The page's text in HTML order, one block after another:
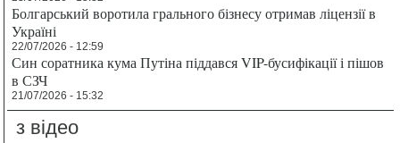
Болгарський воротила грального бізнесу отримав ліцензії в
Україні
22/07/2026 - 12:59
Син соратника кума Путіна піддався VIP-бусифікації і пішов
в СЗЧ
21/07/2026 - 15:32
з відео